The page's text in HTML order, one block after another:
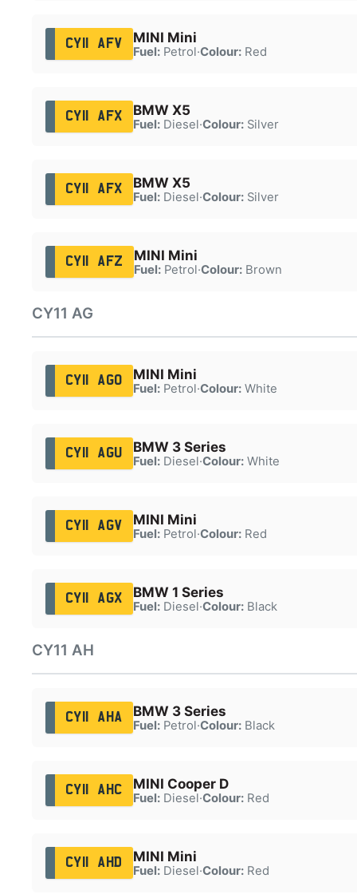
CY11 AFV MINI Mini
Fuel:Petrol·Colour:Red
CY11 AFX BMW X5
Fuel:Diesel·Colour:Silver
CY11 AFX BMW X5
Fuel:Diesel·Colour:Silver
CY11 AFZ MINI Mini
Fuel:Petrol·Colour:Brown
CY11 AG
CY11 AGO MINI Mini
Fuel:Petrol·Colour:White
CY11 AGU BMW 3 Series
Fuel:Diesel·Colour:White
CY11 AGV MINI Mini
Fuel:Petrol·Colour:Red
CY11 AGX BMW 1 Series
Fuel:Diesel·Colour:Black
CY11 AH
CY11 AHA BMW 3 Series
Fuel:Petrol·Colour:Black
CY11 AHC MINI Cooper D
Fuel:Diesel·Colour:Red
CY11 AHD MINI Mini
Fuel:Diesel·Colour:Red